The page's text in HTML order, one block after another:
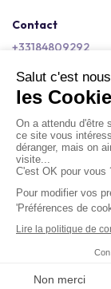
Contact
+33184809292
Conditions
Signaler un